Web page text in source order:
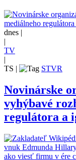
dnes |
|
TV
|
TS | STVR
Novinárske
vyhýbavé
regulátora a